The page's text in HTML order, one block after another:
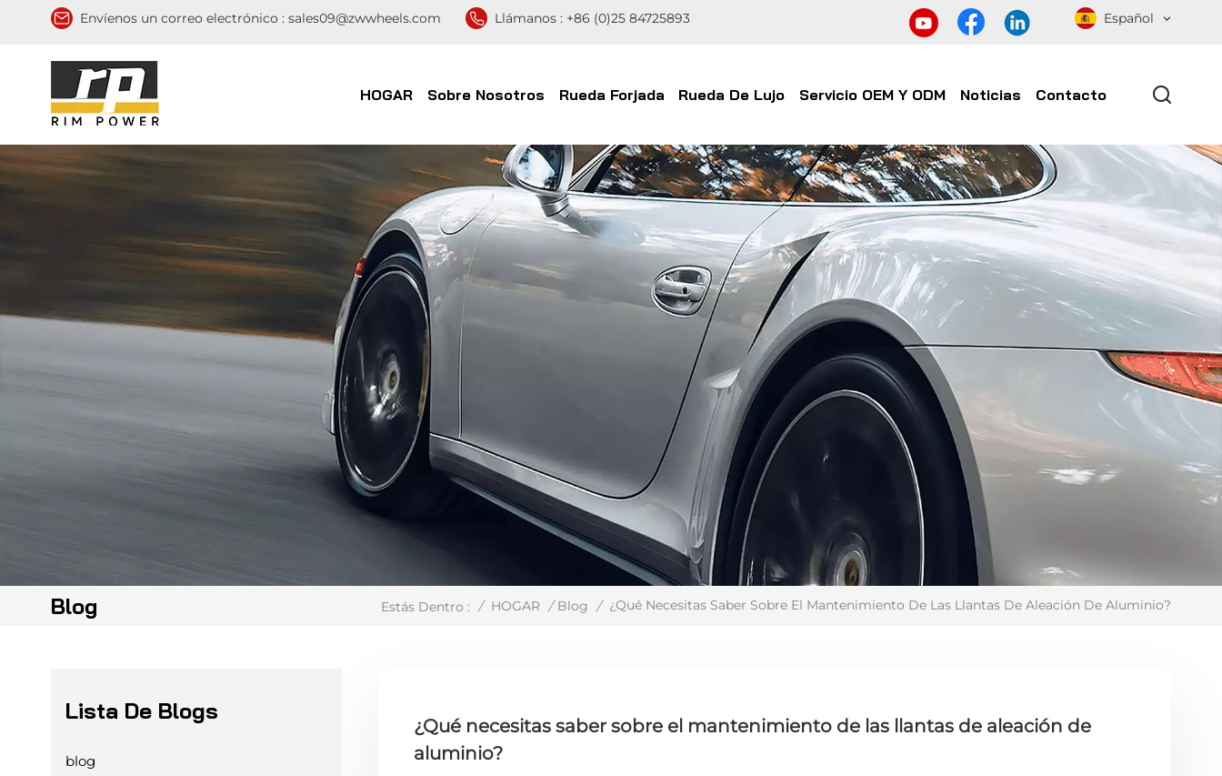
Envíenos un correo electrónico : sales09@zwwheels.com Llámanos : +86 (0)25 84725893 Español
HOGAR Sobre Nosotros Rueda Forjada Rueda De Lujo Servicio OEM Y ODM Noticias Contacto
Blog Estás Dentro : / HOGAR / Blog / ¿Qué Necesitas Saber Sobre El Mantenimiento De Las Llantas De Aleación De Aluminio?
¿Qué necesitas saber sobre el mantenimiento de las llantas de aleación de
aluminio?
Lista De Blogs
blog